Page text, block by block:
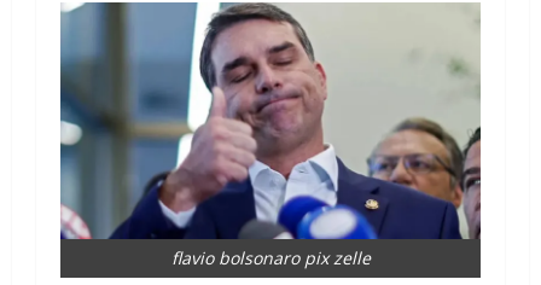
flavio bolsonaro pix zelle